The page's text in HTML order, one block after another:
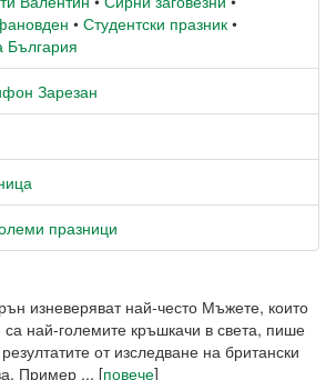
• Студентски празник •
България
Зарезан
празници
изневеряват най-често Мъжете, които
най-големите кръшкачи в света, пише
от изследване на британски
Пример ... [повече]